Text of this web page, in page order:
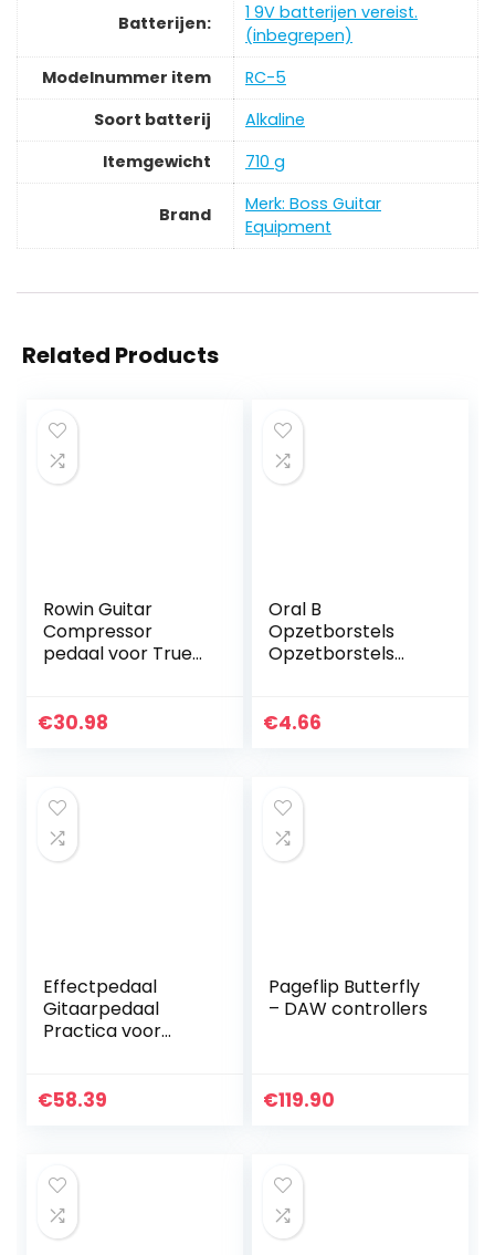
Batterijen:
‎1 9V batterijen vereist.
(inbegrepen)
Modelnummer item
‎RC-5
Soort batterij
‎Alkaline
Itemgewicht
‎710 g
Brand
Merk: Boss Guitar
Equipment
Related Products
Rowin Guitar
Compressor
pedaal voor True
Effect Pedaal
€30.98
Oral B
Opzetborstels
Opzetborstels
Oral B
Tandenborstel…
€4.66
Effectpedaal
Gitaarpedaal
Practica voor
gitaarliefhebbers
€58.39
Pageflip Butterfly
– DAW controllers
€119.90